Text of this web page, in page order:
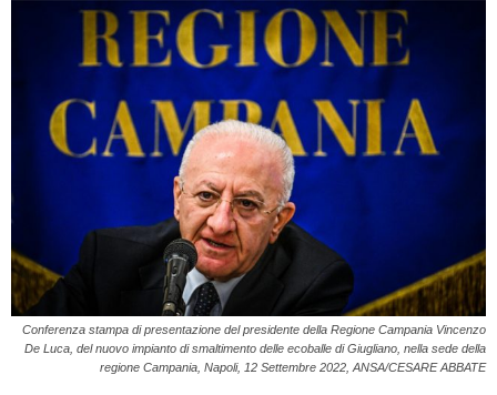
Conferenza stampa di presentazione del presidente della Regione Campania Vincenzo
De Luca, del nuovo impianto di smaltimento delle ecoballe di Giugliano, nella sede della
regione Campania, Napoli, 12 Settembre 2022, ANSA/CESARE ABBATE